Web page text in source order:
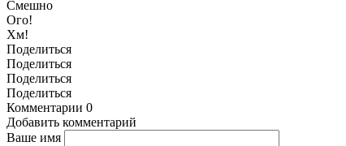
Смешно
Ого!
Хм!
Поделиться
Поделиться
Поделиться
Поделиться
Комментарии 0
Добавить комментарий
Ваше имя